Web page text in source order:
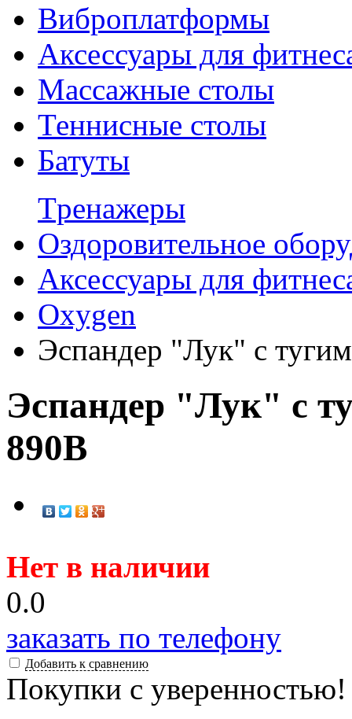
Виброплатформы
Аксессуары для
Массажные столы
Теннисные столы
Батуты
Tренажеры
Оздоровительное
Аксессуары для
Oxygen
Эспандер "Лук" с
Эспандер "Лук" с
890B
Нет в наличии
0.0
заказать по телефону
Добавить к сравнению
Покупки с уверенностью!